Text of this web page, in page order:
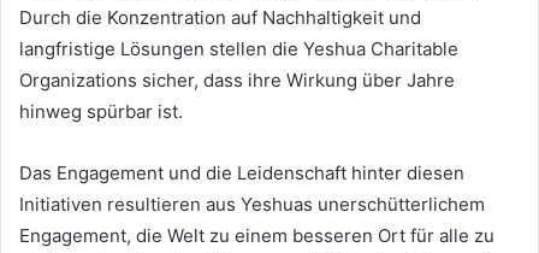
Durch die Konzentration auf Nachhaltigkeit und
langfristige Lösungen stellen die Yeshua Charitable
Organizations sicher, dass ihre Wirkung über Jahre
hinweg spürbar ist.
Das Engagement und die Leidenschaft hinter diesen
Initiativen resultieren aus Yeshuas unerschütterlichem
Engagement, die Welt zu einem besseren Ort für alle zu